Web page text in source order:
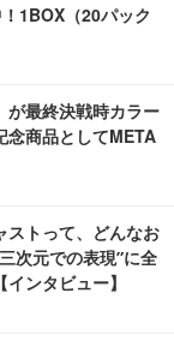
1BOX（20パック
が最終決戦時カラー
念商品としてMETA
ストって、どんなお
次元での表現”に全
ンタビュー】